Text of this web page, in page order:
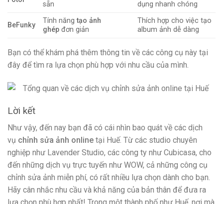
sẵn
dụng nhanh chóng
BeFunky
Tính năngtạo ảnh
ghép đơn giản
Thích hợp cho việc tạo
album ảnh dễ dàng
Bạn có thể khám phá thêm thông tin về các công cụ này tại
đây để tìm ra lựa chọn phù hợp với nhu cầu của mình.
Lời kết
Như vậy, đến nay bạn đã có cái nhìn bao quát về các dịch
vụ chỉnh sửa ảnh online tại Huế. Từ các studio chuyên
nghiệp như Lavender Studio, các công ty như Cubicasa, cho
đến những dịch vụ trực tuyến như WOW, cả những công cụ
chỉnh sửa ảnh miễn phí, có rất nhiều lựa chọn dành cho bạn.
Hãy cân nhắc nhu cầu và khả năng của bản thân để đưa ra